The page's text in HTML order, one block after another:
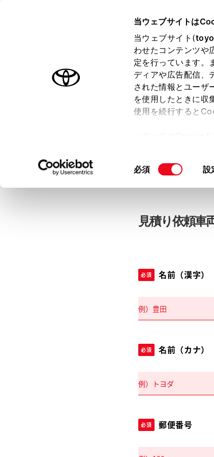
は必須です。
当ウェブサイトは
当ウェブサイト(
わせたコンテンツや
定を行っています。
ディアや広告配信、
された情報とユーザ
を使用したときに収
使用を続行すると
て」をご覧ください
同
択
必須 設
中古車：見
お客さま情報の入力
見積り依頼車
必須 名前（漢字）
必須 名前（カナ）
必須 郵便番号